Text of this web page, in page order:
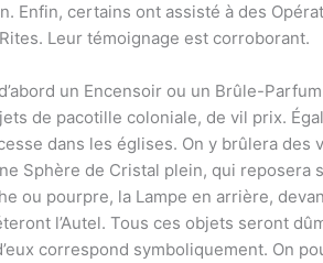
Enfin, certains ont assisté à des
Leur témoignage est corroborant.
un Encensoir ou un Brûle-
de pacotille coloniale, de vil prix.
dans les églises. On y brûlera
Sphère de Cristal plein, qui
ou pourpre, la Lampe en arrière,
l’Autel. Tous ces objets seront
correspond symboliquement. On